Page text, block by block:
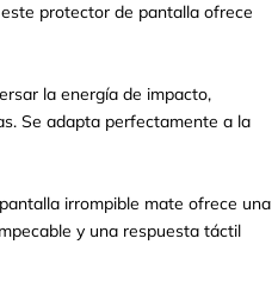
protector de pantalla ofrece
la energía de impacto,
Se adapta perfectamente a la
irrompible mate ofrece una
y una respuesta táctil